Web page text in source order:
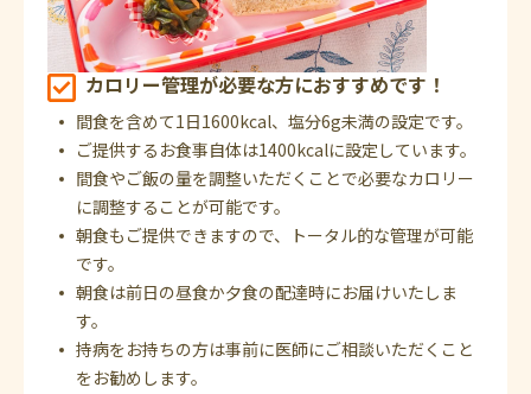
カロリー管理が必要な方におすすめです！
間食を含めて1日1600kcal、塩分6g未満の設定です。
ご提供するお食事自体は1400kcalに設定しています。
間食やご飯の量を調整いただくことで必要なカロリー
に調整することが可能です。
朝食もご提供できますので、トータル的な管理が可能
です。
朝食は前日の昼食か夕食の配達時にお届けいたしま
す。
持病をお持ちの方は事前に医師にご相談いただくこと
をお勧めします。